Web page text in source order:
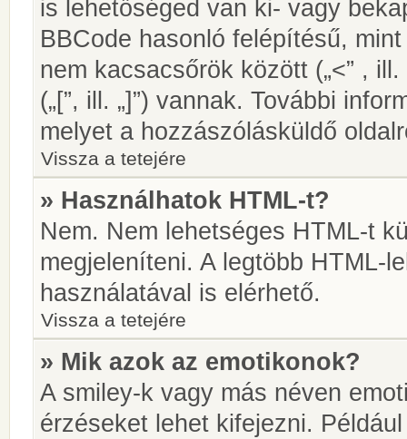
is lehetőséged van ki- vagy
BBCode hasonló felépítésű,
nem kacsacsőrök között („<” ,
(„[”, ill. „]”) vannak. További
melyet a hozzászólásküldő
Vissza a tetejére
» Használhatok HTML-t?
Nem. Nem lehetséges HTML-t
megjeleníteni. A legtöbb HTML-
használatával is elérhető.
Vissza a tetejére
» Mik azok az emotikonok?
A smiley-k vagy más néven
érzéseket lehet kifejezni.